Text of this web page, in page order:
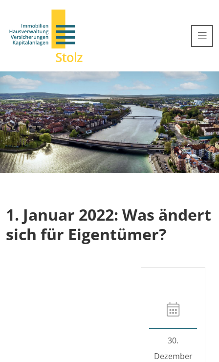
1. Januar 2022: Was ändert
sich für Eigentümer?
30.
Dezember